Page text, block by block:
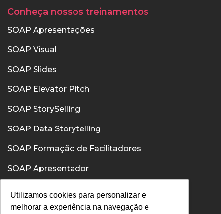
Utilizamos cookies para personalizar e
melhorar a experiência na navegação e
Conheça nossos treinamentos
SOAP Apresentações
SOAP Visual
SOAP Slides
SOAP Elevator Pitch
SOAP StorySelling
SOAP Data Storytelling
SOAP Formação de Facilitadores
SOAP Apresentador
SOAP Comunicação Interpessoal